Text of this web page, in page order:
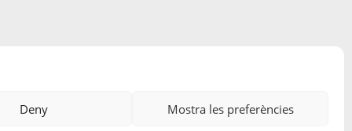
Deny Mostra les preferències
Edicions A Petició, SL· ©2026